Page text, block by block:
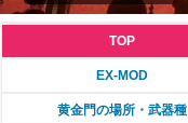
TOP
EX-MOD
黄金門の場所・武器種